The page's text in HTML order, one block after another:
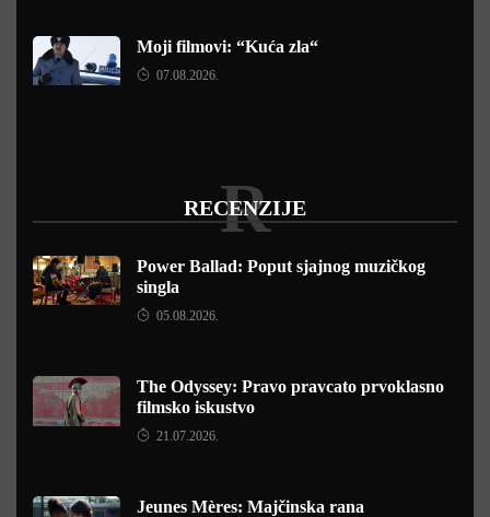
Moji filmovi: “Kuća zla“
07.08.2026.
RECENZIJE
R
Power Ballad: Poput sjajnog muzičkog
singla
05.08.2026.
The Odyssey: Pravo pravcato prvoklasno
filmsko iskustvo
21.07.2026.
Jeunes Mères: Majčinska rana